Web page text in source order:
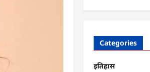
Categories
इतिहास